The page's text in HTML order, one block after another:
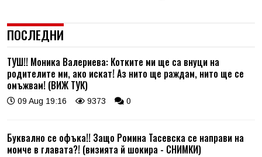
ПОСЛЕДНИ
ТУШ!! Моника Валериева: Котките ми ще са внуци на
родителите ми, ако искат! Аз нито ще раждам, нито ще се
омъжвам! (ВИЖ ТУК)
09 Aug 19:16 9373 0
Буквално се офъка!! Защо Ромина Тасевска се направи на
момче в главата?! (визията й шокира - СНИМКИ)